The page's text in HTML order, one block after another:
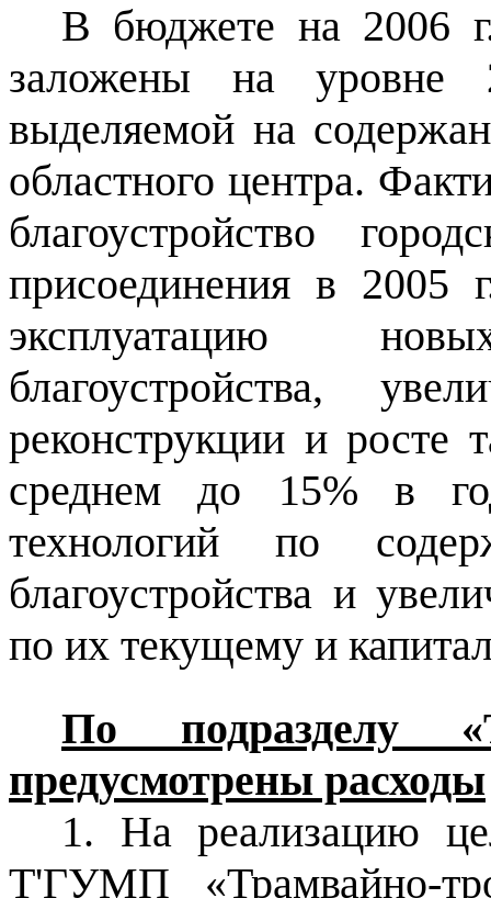
В бюджете на 2006 г.
заложены на
выделяемой на
областного центра.
благоустройство
присоединения в 2005
эксплуатацию
благоустройства,
реконструкции и росте
среднем до 15% в
технологий по
благоустройства и
по их текущему и
По подразделу
предусмотрены расходы
1. На реализацию
Т'ГУМП «Трамвайно-